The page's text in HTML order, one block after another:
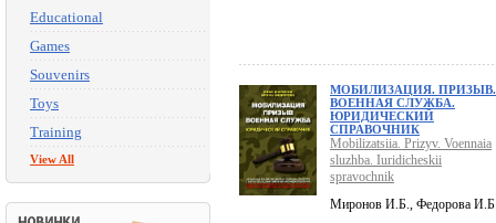
Educational
Games
Souvenirs
Toys
Training
View All
МОБИЛИЗАЦИЯ. ПРИЗЫВ.
ВОЕННАЯ СЛУЖБА.
ЮРИДИЧЕСКИЙ
СПРАВОЧНИК
Mobilizatsiia. Prizyv. Voennaia
sluzhba. Iuridicheskii
spravochnik
Миронов И.Б., Федорова